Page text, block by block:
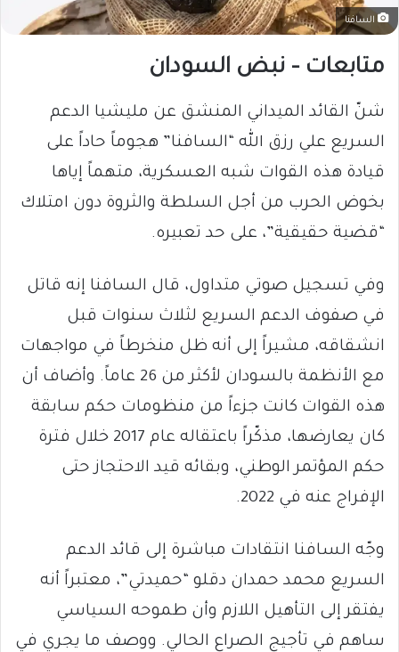
السافنا
متابعات – نبض السودان
شنّ القائد الميداني المنشق عن مليشيا الدعم
السريع علي رزق الله “السافنا” هجوماً حاداً على
قيادة هذه القوات شبه العسكرية، متهماً إياها
بخوض الحرب من أجل السلطة والثروة دون امتلاك
“قضية حقيقية”، على حد تعبيره.
وفي تسجيل صوتي متداول، قال السافنا إنه قاتل
في صفوف الدعم السريع لثلاث سنوات قبل
انشقاقه، مشيراً إلى أنه ظل منخرطاً في مواجهات
مع الأنظمة بالسودان لأكثر من 26 عاماً. وأضاف أن
هذه القوات كانت جزءاً من منظومات حكم سابقة
كان يعارضها، مذكّراً باعتقاله عام 2017 خلال فترة
حكم المؤتمر الوطني، وبقائه قيد الاحتجاز حتى
الإفراج عنه في 2022.
وجّه السافنا انتقادات مباشرة إلى قائد الدعم
السريع محمد حمدان دقلو “حميدتي”، معتبراً أنه
يفتقر إلى التأهيل اللازم وأن طموحه السياسي
ساهم في تأجيج الصراع الحالي. ووصف ما يجري في